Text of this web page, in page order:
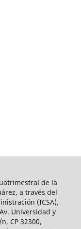
de la
a través del
(ICSA),
Universidad y
CP 32300,